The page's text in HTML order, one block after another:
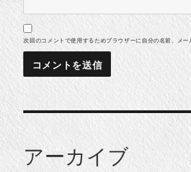
次回のコメントで使用するためブラウザーに自分の名前、メー
アーカイブ